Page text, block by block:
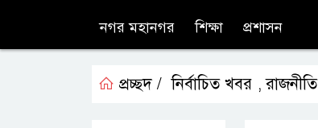
নগর মহানগর শিক্ষা প্রশাসন
প্রচ্ছদ / নির্বাচিত খবর ,রাজনীতি